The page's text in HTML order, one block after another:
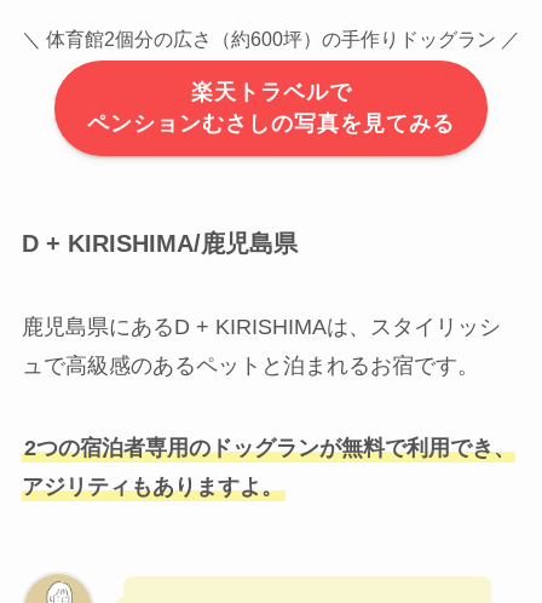
＼ 体育館2個分の広さ（約600坪）の手作りドッグラン ／
楽天トラベルで
ペンションむさしの写真を見てみる
D + KIRISHIMA/鹿児島県
鹿児島県にあるD + KIRISHIMAは、スタイリッシ
ュで高級感のあるペットと泊まれるお宿です。
2つの宿泊者専用のドッグランが無料で利用でき、
アジリティもありますよ。